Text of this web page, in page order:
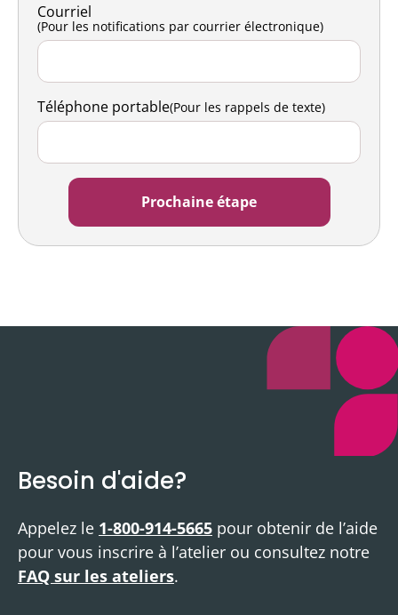
Courriel
(Pour les notifications par courrier électronique)
Téléphone portable(Pour les rappels de texte)
Besoin d'aide?
Appelez le 1-800-914-5665 pour obtenir de l’aide
pour vous inscrire à l’atelier ou consultez notre
FAQ sur les ateliers.